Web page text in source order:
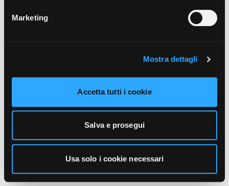
Marketing
Mostra dettagli
Accetta tutti i cookie
Salva e prosegui
Usa solo i cookie necessari